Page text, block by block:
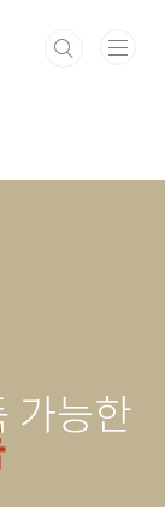
가능한